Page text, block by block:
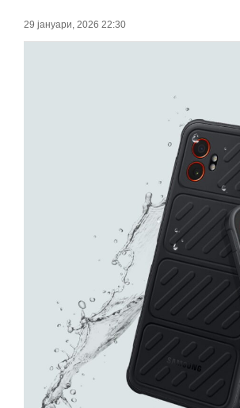
29 јануари, 2026 22:30